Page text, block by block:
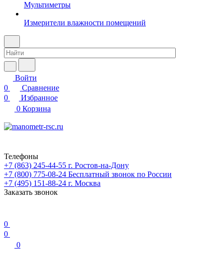
Мультиметры
Измерители влажности помещений
Войти
0
Сравнение
0
Избранное
0 Корзина
Телефоны
+7 (863) 245-44-55 г. Ростов-на-Дону
+7 (800) 775-08-24 Бесплатный звонок по России
+7 (495) 151-88-24 г. Москва
Заказать звонок
0
0
0